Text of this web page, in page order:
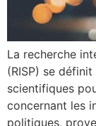
La recherche
(RISP) se
scientifiques
concernant les
politiques,